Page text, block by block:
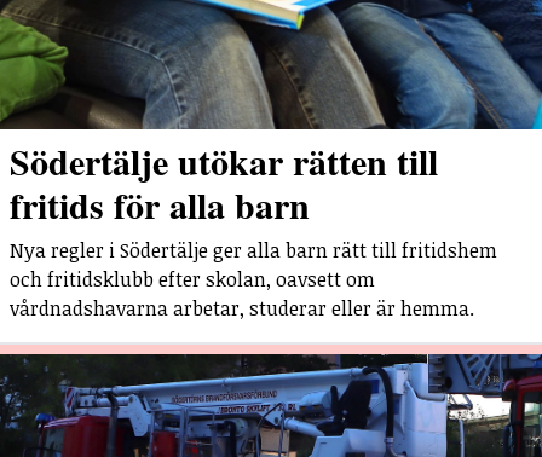
Södertälje utökar rätten till
fritids för alla barn
Nya regler i Södertälje ger alla barn rätt till fritidshem
och fritidsklubb efter skolan, oavsett om
vårdnadshavarna arbetar, studerar eller är hemma.